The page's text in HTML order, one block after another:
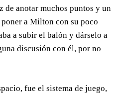
de anotar muchos puntos y un
a Milton con su poco
a subir el balón y dárselo a
discusión con él, por no
fue el sistema de juego,